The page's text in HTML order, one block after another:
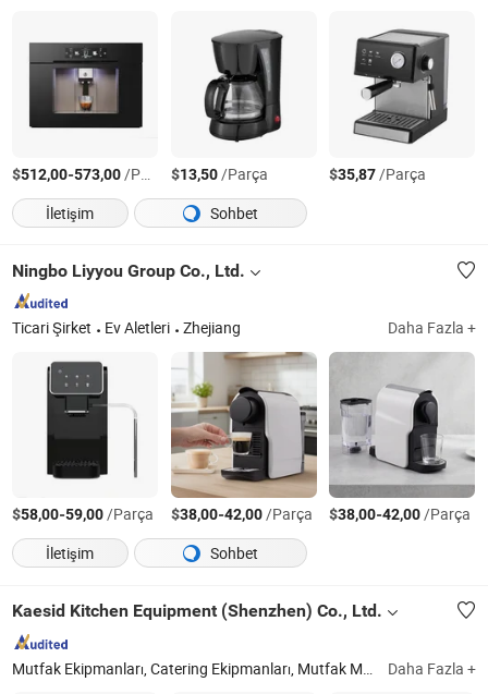
$512,00-573,00/Parça $13,50/Parça $35,87/Parça
İletişim
Sohbet
Ningbo Liyyou Group Co., Ltd.
Ticari Şirket Ev Aletleri Zhejiang Daha Fazla +
$58,00-59,00/Parça $38,00-42,00/Parça $38,00-42,00/Parça
İletişim
Sohbet
Kaesid Kitchen Equipment (Shenzhen) Co., Ltd.
Mutfak Ekipmanları, Catering Ekipmanları, Mutfak Mobilyası, Dondurma Makinesi, Buzdolabı, Fırın Ekipmanları, Buz Makinesi, Ev Aletleri, Elektrikli Izgara, Elektrikli Düdüklü Tencere Daha Fazla +